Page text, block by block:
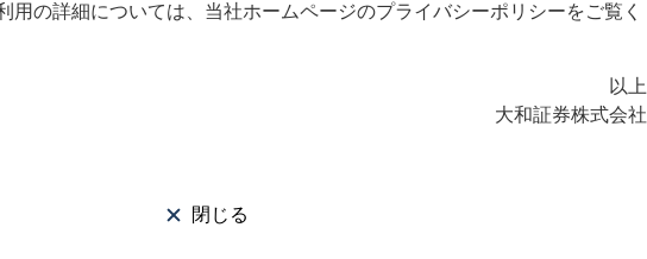
用の詳細については、当社ホームページのプライバシーポリシーをご覧く
以上
大和証券株式会社
閉じる